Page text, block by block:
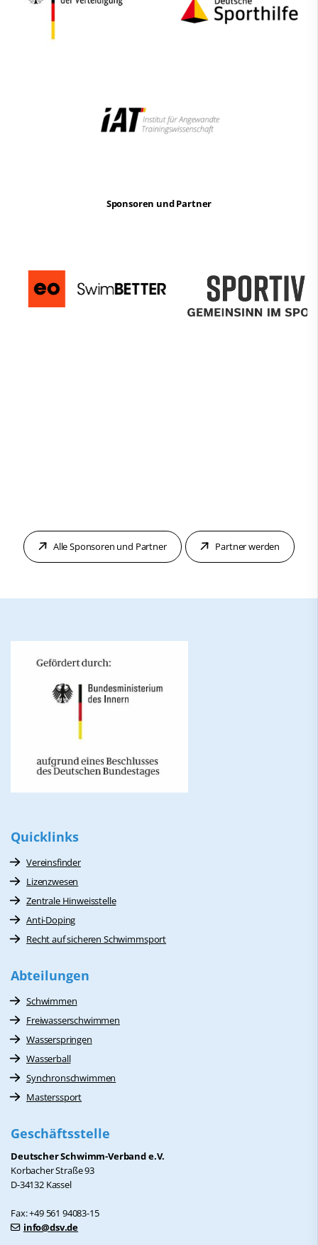
Sponsoren und Partner
Alle Sponsoren und Partner Partner werden
Quicklinks
Vereinsfinder
Lizenzwesen
Zentrale Hinweisstelle
Anti-Doping
Recht auf sicheren Schwimmsport
Abteilungen
Schwimmen
Freiwasserschwimmen
Wasserspringen
Wasserball
Synchronschwimmen
Masterssport
Geschäftsstelle
Deutscher Schwimm-Verband e.V.
Korbacher Straße 93
D-34132 Kassel
Fax: +49 561 94083-15
info@dsv.de